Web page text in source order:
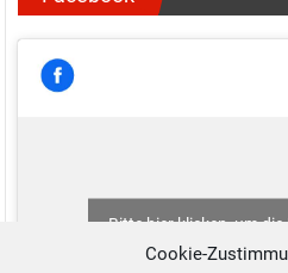
Cookie-
Bitte hier klicken, um
zu akzeptieren und